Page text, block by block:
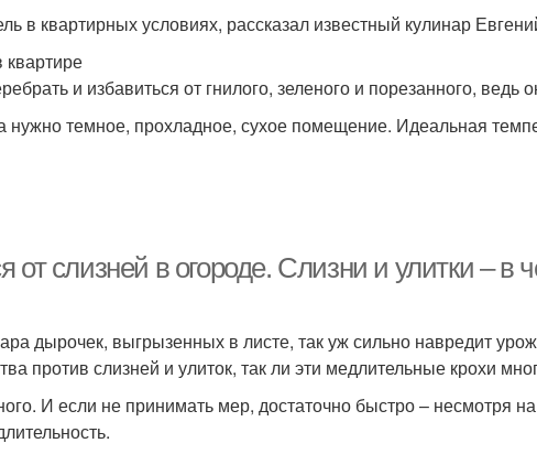
в квартирных условиях, рассказал известный кулинар
и избавиться от гнилого, зеленого и порезанного, ведь
темное, прохладное, сухое помещение. Идеальная
от слизней в огороде. Слизни и улитки – в
дырочек, выгрызенных в листе, так уж сильно навредит
против слизней и улиток, так ли эти медлительные крохи
И если не принимать мер, достаточно быстро – несмотря